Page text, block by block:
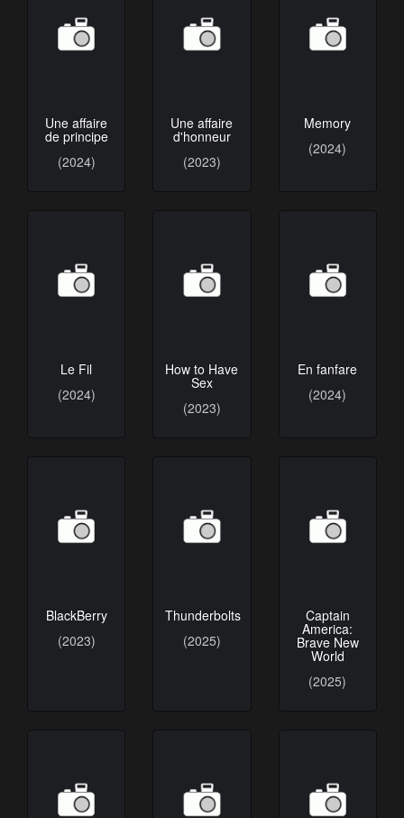
Une affaire
de principe
(2024)
Une affaire
d'honneur
(2023)
Memory
(2024)
Le Fil
(2024)
How to Have
Sex
(2023)
En fanfare
(2024)
BlackBerry
(2023)
Thunderbolts
(2025)
Captain
America:
Brave New
World
(2025)